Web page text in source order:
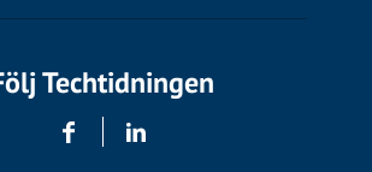
Techtidningen